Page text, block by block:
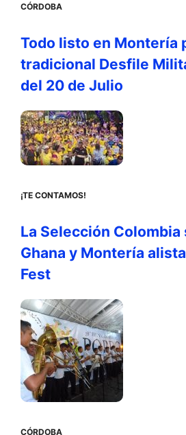
CÓRDOBA
Todo listo en Montería
tradicional Desfile
del 20 de Julio
¡TE CONTAMOS!
La Selección Colombia
Ghana y Montería
Fest
CÓRDOBA